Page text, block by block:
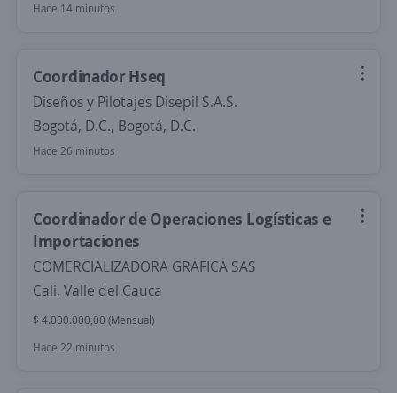
Hace 14 minutos
Coordinador Hseq
Diseños y Pilotajes Disepil S.A.S.
Bogotá, D.C., Bogotá, D.C.
Hace 26 minutos
Coordinador de Operaciones Logísticas e
Importaciones
COMERCIALIZADORA GRAFICA SAS
Cali, Valle del Cauca
$ 4.000.000,00 (Mensual)
Hace 22 minutos